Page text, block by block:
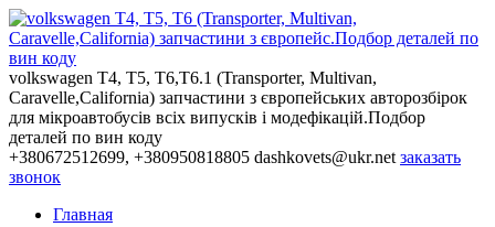
volkswagen T4, T5, T6,Т6.1 (Transporter, Multivan,
Caravelle,California) запчастини з європейських авторозбірок
для мікроавтобусів всіх випусків і модефікацій.Подбор
деталей по вин коду
+380672512699, +380950818805 dashkovets@ukr.net заказать
звонок
Главная